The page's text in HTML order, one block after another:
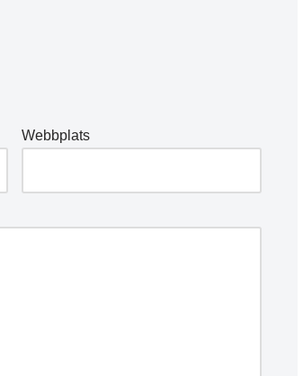
Webbplats